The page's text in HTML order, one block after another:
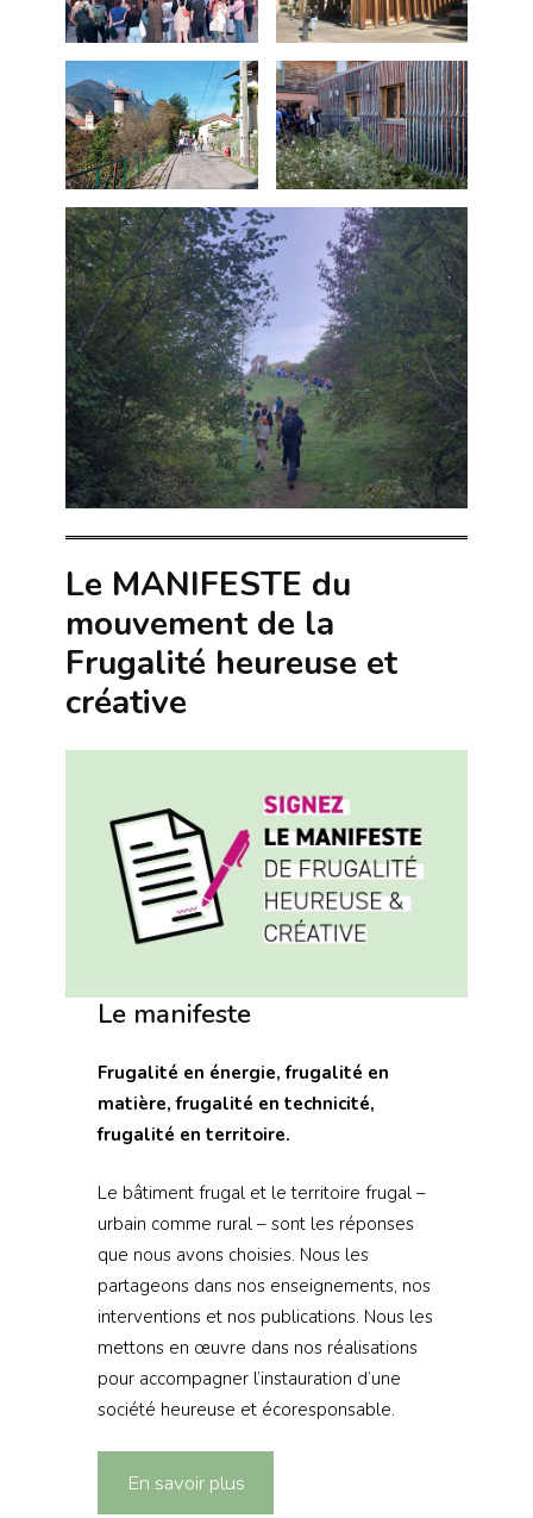
Le MANIFESTE du
mouvement de la
Frugalité heureuse et
créative
Le manifeste
Frugalité en énergie, frugalité en
matière, frugalité en technicité,
frugalité en territoire.
Le bâtiment frugal et le territoire frugal –
urbain comme rural – sont les réponses
que nous avons choisies. Nous les
partageons dans nos enseignements, nos
interventions et nos publications. Nous les
mettons en œuvre dans nos réalisations
pour accompagner l’instauration d’une
société heureuse et écoresponsable.
En savoir plus